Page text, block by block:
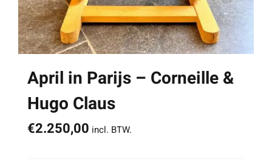
April in Parijs – Corneille &
Hugo Claus
€2.250,00 incl. BTW.